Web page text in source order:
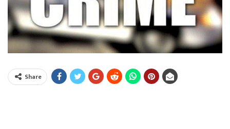
Share